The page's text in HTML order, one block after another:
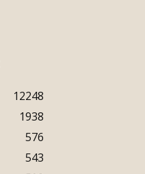
12248
1938
576
543